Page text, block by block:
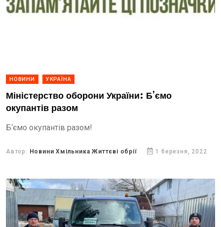
НОВИНИ УКРАЇНА
Міністерство оборони України: Б’ємо
окупантів разом
Б‘ємо окупантів разом!
Автор: Новини Хмільника Життєві обрії 1 березня, 2022